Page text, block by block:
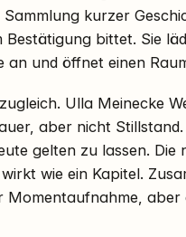
kurzer
Bestätigung bittet. Sie
an und öffnet einen
Ulla Meinecke
aber nicht
gelten zu lassen. Die
wie ein Kapitel.
Momentaufnahme, aber